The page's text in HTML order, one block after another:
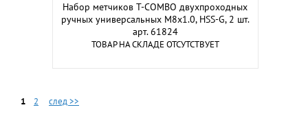
Набор метчиков T-COMBO двухпроходных
ручных универсальных М8х1.0, HSS-G, 2 шт.
арт. 61824
ТОВАР НА СКЛАДЕ ОТСУТСТВУЕТ
1 2 след >>